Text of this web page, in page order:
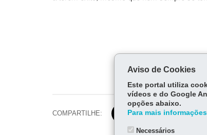
COMPARTILHE:
Aviso de Cookies
Este portal utiliza
vídeos e do Google
opções abaixo.
Para mais
Necessários